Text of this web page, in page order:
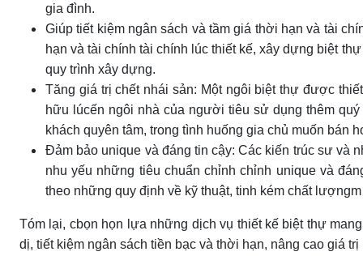
gia đình.
Giúp tiết kiệm ngân sách và tầm giá thời hạn và tài
hạn và tài chính tài chính lúc thiết kế, xây dựng biệt
quy trình xây dựng.
Tăng giá trị chết nhái sản: Một ngôi biệt thự được
hữu lúcến ngôi nhà của người tiêu sử dụng thêm
khách quyên tâm, trong tình huống gia chủ muốn bán
Đảm bảo unique và đáng tin cậy: Các kiến trúc sư và
nhu yếu những tiêu chuẩn chỉnh chỉnh unique và
theo những quy định về kỹ thuật, tinh kém chất
Tóm lại, cbọn họn lựa những dịch vụ thiết kế biệt thự
dị, tiết kiệm ngân sách tiền bạc và thời hạn, nâng cao giá